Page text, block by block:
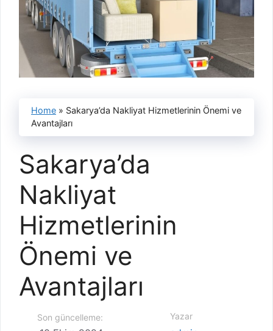
Home » Sakarya’da Nakliyat Hizmetlerinin Önemi ve
Avantajları
Sakarya’da
Nakliyat
Hizmetlerinin
Önemi ve
Avantajları
Son güncelleme: Yazar